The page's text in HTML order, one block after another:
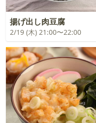
揚げ出し肉豆腐
2/19 (木) 21:00〜22:00